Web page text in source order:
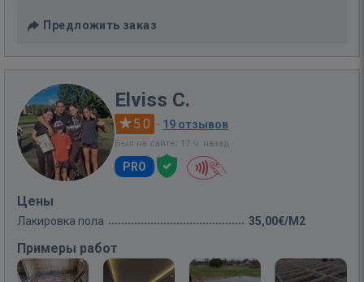
Предложить заказ
Elviss C.
5.0 · 19 отзывов
Был на сайте: 17 ч. назад
PRO
Цены
Лакировка пола 35,00€/M2
Примеры работ